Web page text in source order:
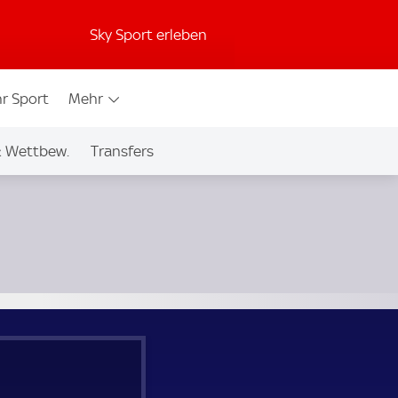
Sky Sport erleben
Sport Mehr
Wettbew. Transfers